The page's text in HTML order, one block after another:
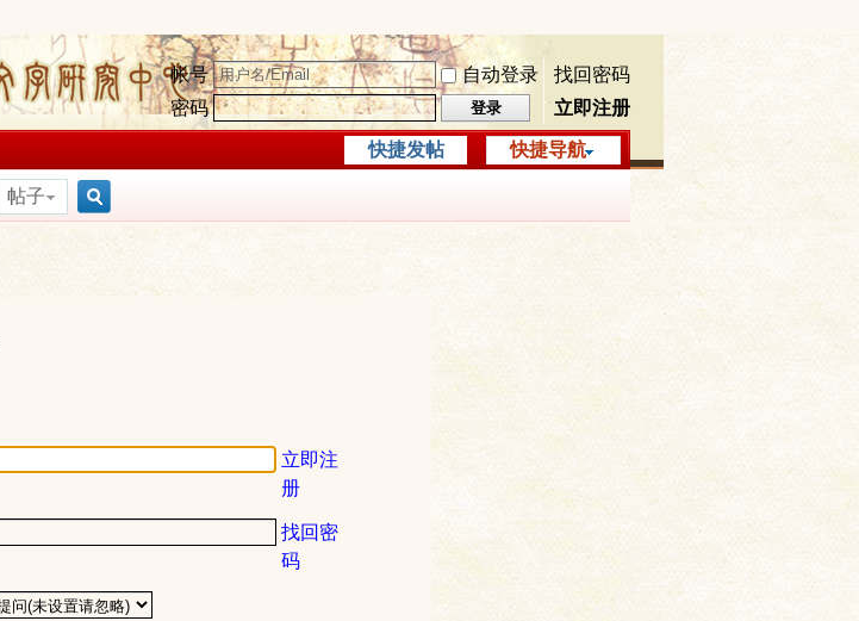
帐号 自动登录
找回密码
密码
登录 立即注册
快捷导航
快捷发帖
帖子
立即注
册
找回密
码